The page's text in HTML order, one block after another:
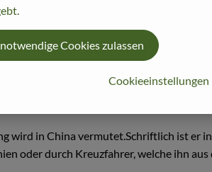
von bis zu 1,20 m Tiefe; meist
wird in China vermutet.Schriftlich ist er
oder durch Kreuzfahrer, welche ihn
Cookieeinstellungen
Cookies zulassen